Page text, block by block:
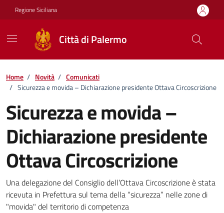
Vai ai contenuti
Vai al footer
Regione Siciliana
Città di Palermo
Home / Novità / Comunicati
/ Sicurezza e movida – Dichiarazione presidente Ottava Circoscrizione
Sicurezza e movida –
Dichiarazione presidente
Ottava Circoscrizione
Dettagli della notizia
Una delegazione del Consiglio dell’Ottava Circoscrizione è stata
ricevuta in Prefettura sul tema della “sicurezza” nelle zone di
"movida" del territorio di competenza